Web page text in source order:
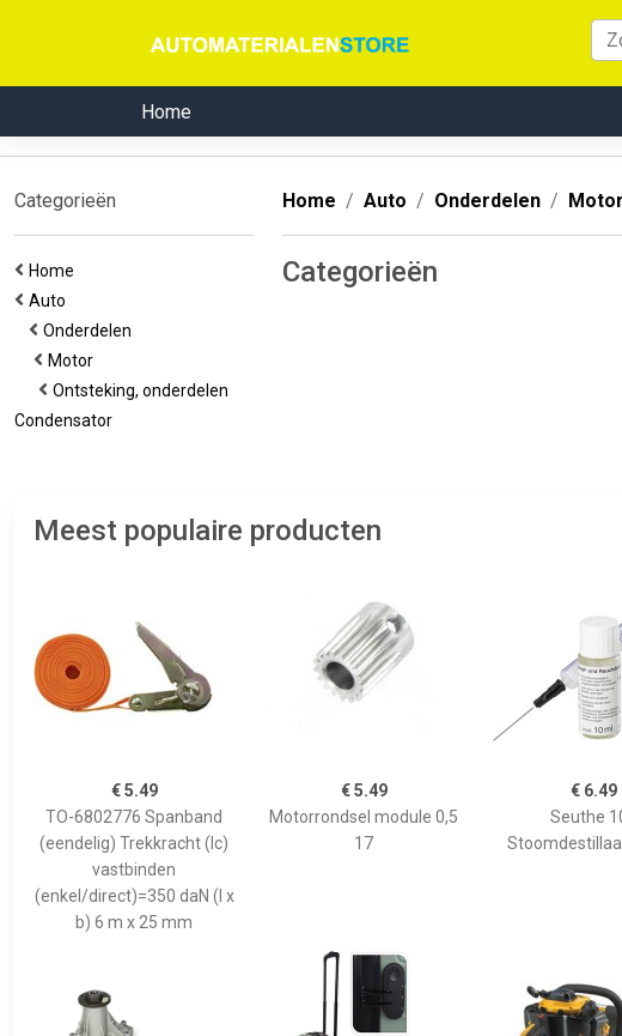
Home
Categorieën
Home
Auto
Onderdelen
Motor
Ontsteking, onderdelen
Condensator
Home Auto Onderdelen Motor
Categorieën
Meest populaire producten
€ 5.49
TO-6802776 Spanband
(eendelig) Trekkracht (lc)
vastbinden
(enkel/direct)=350 daN (l x
b) 6 m x 25 mm
€ 5.49
Motorrondsel module 0,5
17
€ 6.49
Seuthe